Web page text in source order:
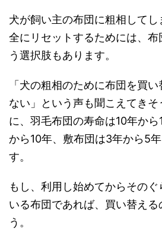
犬が飼い主の布団に粗相して
全にリセットするためには、
う選択肢もあります。
「犬の粗相のために布団を買
ない」という声も聞こえてき
に、羽毛布団の寿命は10年か
から10年、敷布団は3年から5
す。
もし、利用し始めてからその
いる布団であれば、買い替える
う。